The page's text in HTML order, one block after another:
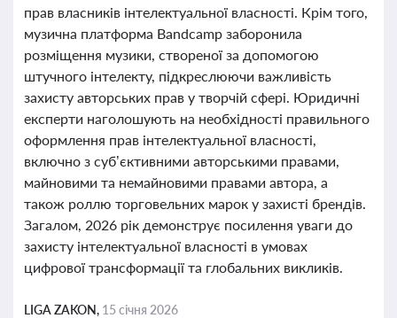
прав власників інтелектуальної власності. Крім того,
музична платформа Bandcamp заборонила
розміщення музики, створеної за допомогою
штучного інтелекту, підкреслюючи важливість
захисту авторських прав у творчій сфері. Юридичні
експерти наголошують на необхідності правильного
оформлення прав інтелектуальної власності,
включно з суб’єктивними авторськими правами,
майновими та немайновими правами автора, а
також роллю торговельних марок у захисті брендів.
Загалом, 2026 рік демонструє посилення уваги до
захисту інтелектуальної власності в умовах
цифрової трансформації та глобальних викликів.
LIGA ZAKON, 15 січня 2026